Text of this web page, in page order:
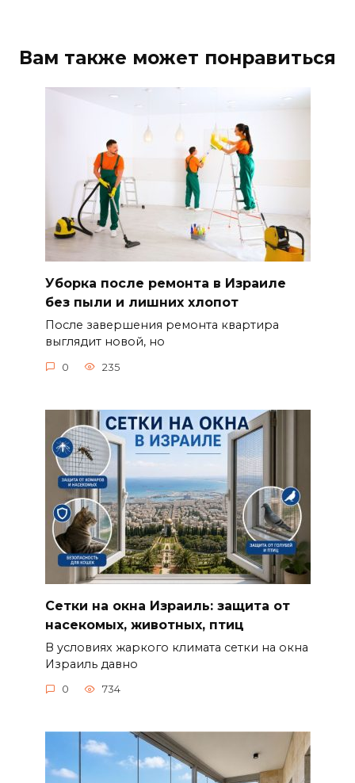
Вам также может понравиться
Уборка после ремонта в Израиле
без пыли и лишних хлопот
После завершения ремонта квартира
выглядит новой, но
0 235
Сетки на окна Израиль: защита от
насекомых, животных, птиц
В условиях жаркого климата сетки на окна
Израиль давно
0 734